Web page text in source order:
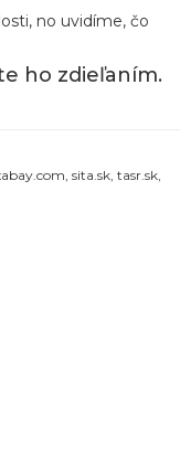
no uvidíme, čo
ho zdieľaním.
sita.sk, tasr.sk,